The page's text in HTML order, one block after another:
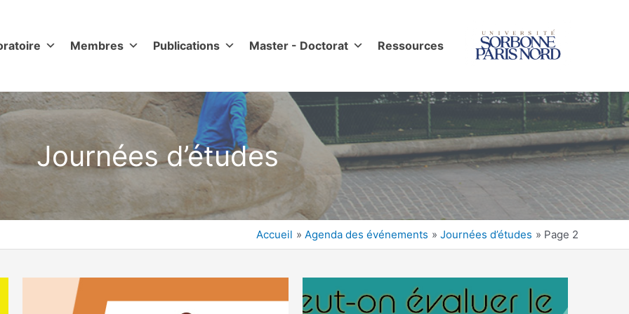
Membres Publications Master - Doctorat Ressources
Journées d’études
Accueil Agenda des événements Journées d’études Page 2